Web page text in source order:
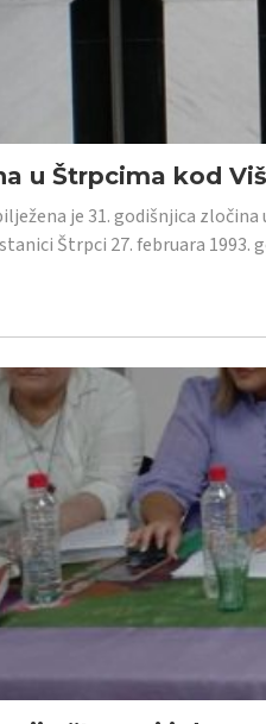
u Štrpcima kod
je 31. godišnjica
Štrpci 27. februara 1993.